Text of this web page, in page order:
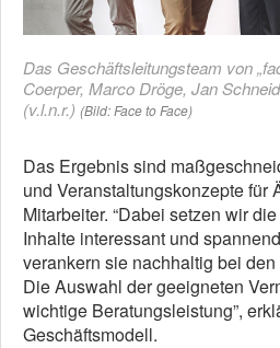
Das Geschäftsleitungsteam von
Coerper, Marco Dröge, Jan
(v.l.n.r.) (Bild: Face to Face)
Das Ergebnis sind
und Veranstaltungskonzepte für
Mitarbeiter. “Dabei setzen wir
Inhalte interessant und
verankern sie nachhaltig bei
Die Auswahl der geeigneten
wichtige Beratungsleistung”,
Geschäftsmodell.